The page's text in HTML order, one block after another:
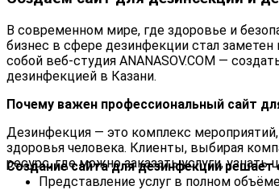
В современном мире, где здоровье и
бизнес в сфере дезинфекции стал
собой веб‑студия ANANASOV.COM —
дезинфекцией в Казани.
Почему важен профессиональный сайт
Дезинфекция — это комплекс
здоровья человека. Клиенты, выбирая
ресурс, где можно заказать услуги,
Создание сайта для дезинфекции решает
Представление услуг в полном